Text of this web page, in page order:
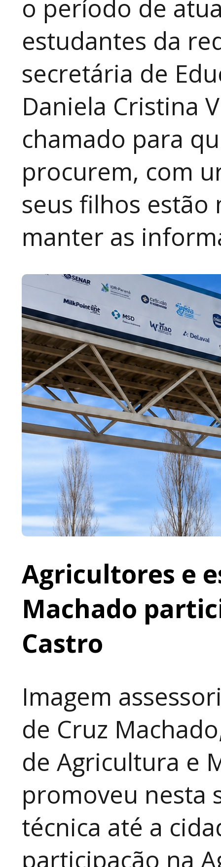
o período de
estudantes da
secretária de
Daniela Cristina
chamado para
procurem, com
seus filhos
manter as
Agricultores e
Machado
Castro
Imagem
de Cruz
de Agricultura e
promoveu nesta
técnica até a
participação na